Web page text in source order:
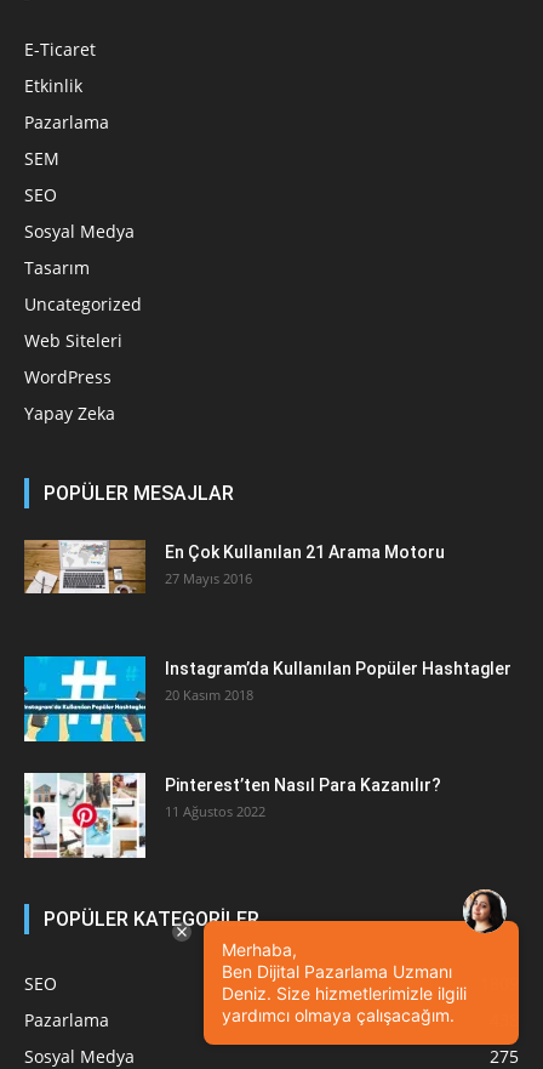
E-Ticaret
Etkinlik
Pazarlama
SEM
SEO
Sosyal Medya
Tasarım
Uncategorized
Web Siteleri
WordPress
Yapay Zeka
POPÜLER MESAJLAR
En Çok Kullanılan 21 Arama Motoru
27 Mayıs 2016
Instagram’da Kullanılan Popüler Hashtagler
20 Kasım 2018
Pinterest’ten Nasıl Para Kazanılır?
11 Ağustos 2022
POPÜLER KATEGORİLER
SEO
Pazarlama
Sosyal Medya
275
Merhaba,
Ben Dijital Pazarlama Uzmanı
Deniz. Size hizmetlerimizle ilgili
yardımcı olmaya çalışacağım.